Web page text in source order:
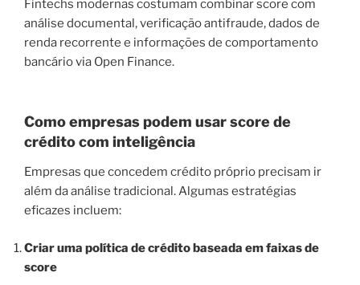
Fintechs modernas costumam combinar score com
análise documental, verificação antifraude, dados de
renda recorrente e informações de comportamento
bancário via Open Finance.
Como empresas podem usar score de
crédito com inteligência
Empresas que concedem crédito próprio precisam ir
além da análise tradicional. Algumas estratégias
eficazes incluem:
Criar uma política de crédito baseada em faixas de
score